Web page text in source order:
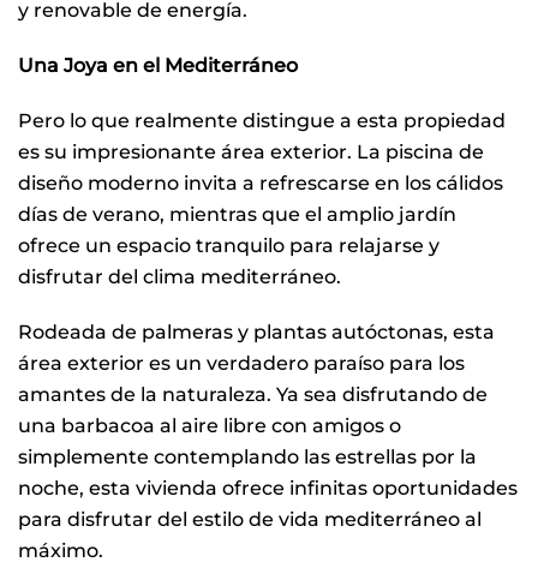
y renovable de energía.
Una Joya en el Mediterráneo
Pero lo que realmente distingue a esta propiedad
es su impresionante área exterior. La piscina de
diseño moderno invita a refrescarse en los cálidos
días de verano, mientras que el amplio jardín
ofrece un espacio tranquilo para relajarse y
disfrutar del clima mediterráneo.
Rodeada de palmeras y plantas autóctonas, esta
área exterior es un verdadero paraíso para los
amantes de la naturaleza. Ya sea disfrutando de
una barbacoa al aire libre con amigos o
simplemente contemplando las estrellas por la
noche, esta vivienda ofrece infinitas oportunidades
para disfrutar del estilo de vida mediterráneo al
máximo.